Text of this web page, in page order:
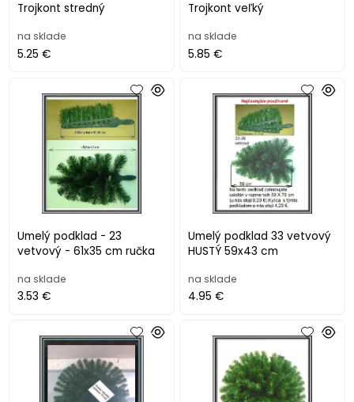
Trojkont stredný
na sklade
5.25 €
Trojkont veľký
na sklade
5.85 €
Umelý podklad - 23
vetvový - 61x35 cm ručka
na sklade
3.53 €
Umelý podklad 33 vetvový
HUSTÝ 59x43 cm
na sklade
4.95 €